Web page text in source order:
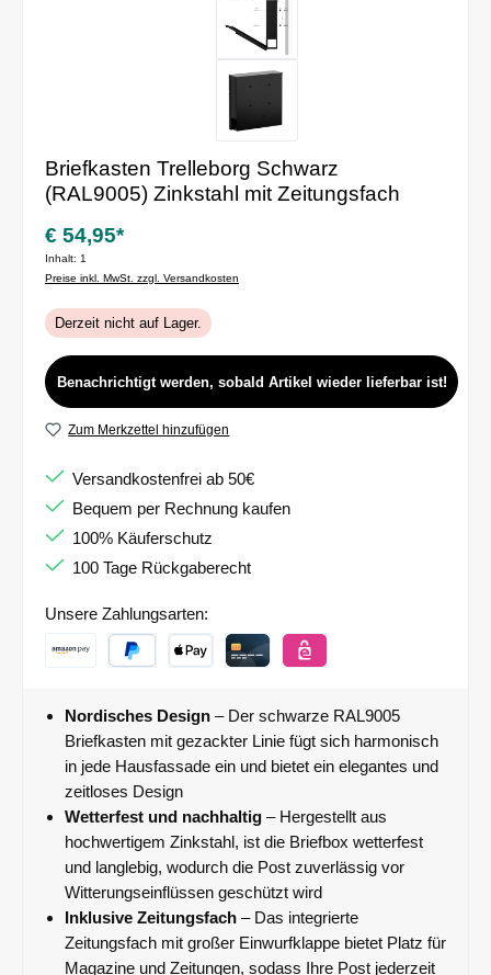
Briefkasten Trelleborg Schwarz
(RAL9005) Zinkstahl mit Zeitungsfach
€ 54,95*
Inhalt: 1
Preise inkl. MwSt. zzgl. Versandkosten
Derzeit nicht auf Lager.
Benachrichtigt werden, sobald Artikel wieder lieferbar ist!
Zum Merkzettel hinzufügen
Versandkostenfrei ab 50€
Bequem per Rechnung kaufen
100% Käuferschutz
100 Tage Rückgaberecht
Unsere Zahlungsarten:
Nordisches Design – Der schwarze RAL9005
Briefkasten mit gezackter Linie fügt sich harmonisch
in jede Hausfassade ein und bietet ein elegantes und
zeitloses Design
Wetterfest und nachhaltig – Hergestellt aus
hochwertigem Zinkstahl, ist die Briefbox wetterfest
und langlebig, wodurch die Post zuverlässig vor
Witterungseinflüssen geschützt wird
Inklusive Zeitungsfach – Das integrierte
Zeitungsfach mit großer Einwurfklappe bietet Platz für
Magazine und Zeitungen, sodass Ihre Post jederzeit